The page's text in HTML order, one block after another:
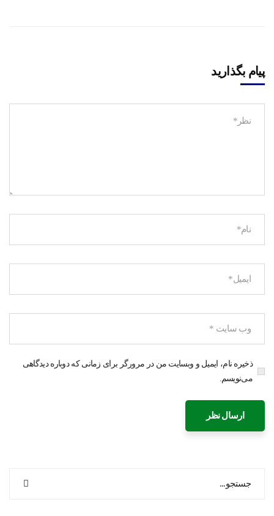
پیام بگذارید
ذخیره نام، ایمیل و وبسایت من در مرورگر برای زمانی که دوباره دیدگاهی
می‌نویسم.